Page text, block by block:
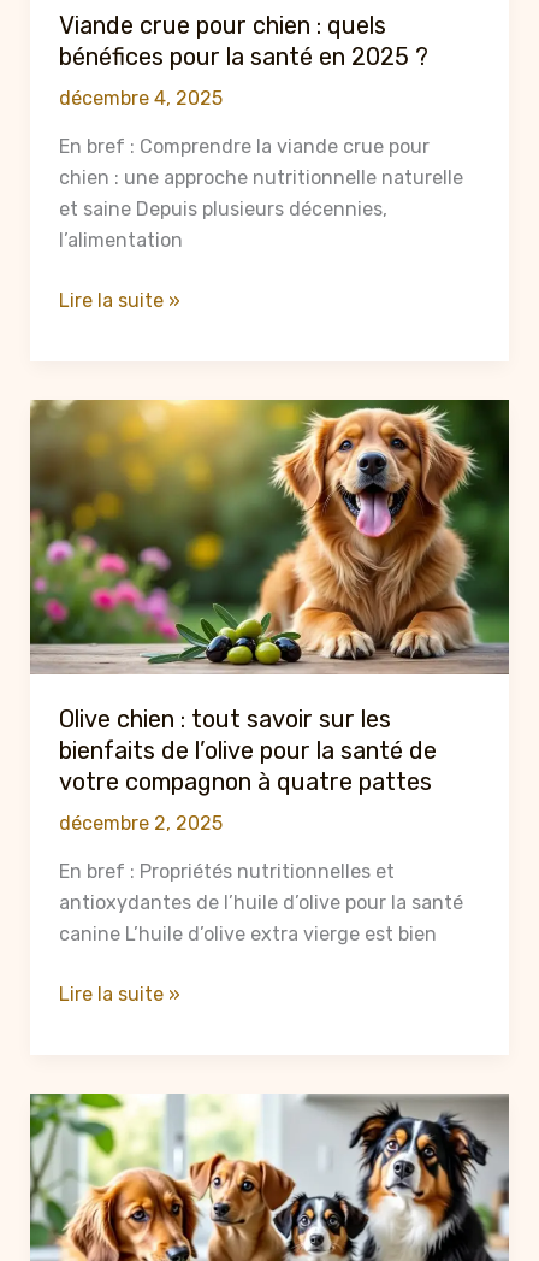
votre
animal
Viande crue pour chien : quels
bénéfices pour la santé en 2025 ?
décembre 4, 2025
En bref : Comprendre la viande crue pour
chien : une approche nutritionnelle naturelle
et saine Depuis plusieurs décennies,
l’alimentation
Viande
quels
bénéfices
pour
la
santé
en
2025
?
Lire la suite »
Olive chien : tout savoir sur les
bienfaits de l’olive pour la santé de
votre compagnon à quatre pattes
décembre 2, 2025
En bref : Propriétés nutritionnelles et
antioxydantes de l’huile d’olive pour la santé
canine L’huile d’olive extra vierge est bien
Olive
savoir
les
bienfaits
de
Lire la suite »